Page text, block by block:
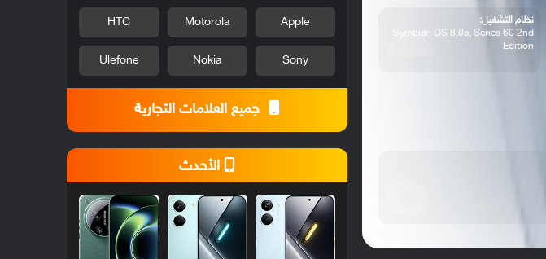
نظام التشغيل:
Symbian OS 8.0a, Series 60 2nd
Edition
Apple
Motorola
HTC
Sony
Nokia
Ulefone
جميع العلامات التجارية
الأحدث